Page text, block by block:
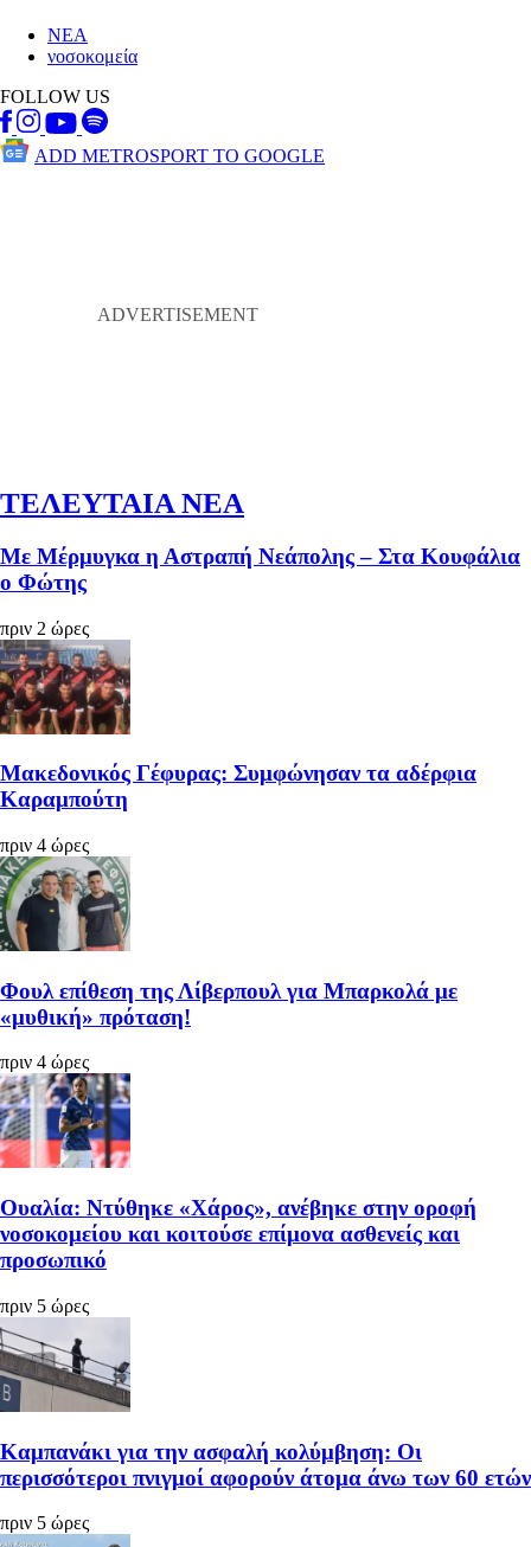
ΝΕΑ
νοσοκομεία
FOLLOW US
ADD METROSPORT TO GOOGLE
ΤΕΛΕΥΤΑΙΑ ΝΕΑ
Με Μέρμυγκα η Αστραπή Νεάπολης – Στα Κουφάλια
ο Φώτης
πριν 2 ώρες
Μακεδονικός Γέφυρας: Συμφώνησαν τα αδέρφια
Καραμπούτη
πριν 4 ώρες
Φουλ επίθεση της Λίβερπουλ για Μπαρκολά με
«μυθική» πρόταση!
πριν 4 ώρες
Ουαλία: Ντύθηκε «Χάρος», ανέβηκε στην οροφή
νοσοκομείου και κοιτούσε επίμονα ασθενείς και
προσωπικό
πριν 5 ώρες
Καμπανάκι για την ασφαλή κολύμβηση: Οι
περισσότεροι πνιγμοί αφορούν άτομα άνω των 60 ετών
πριν 5 ώρες